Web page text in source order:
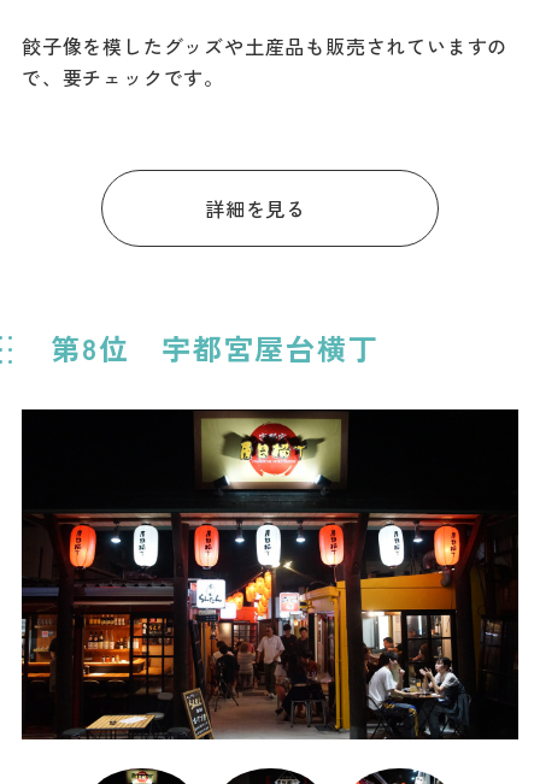
餃子像を模したグッズや土産品も販売されていますの
で、要チェックです。
詳細を見る
第8位 宇都宮屋台横丁